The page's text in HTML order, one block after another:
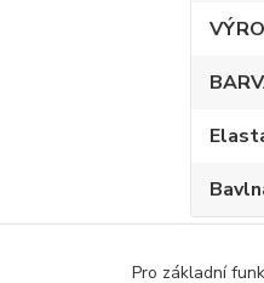
Pro základní